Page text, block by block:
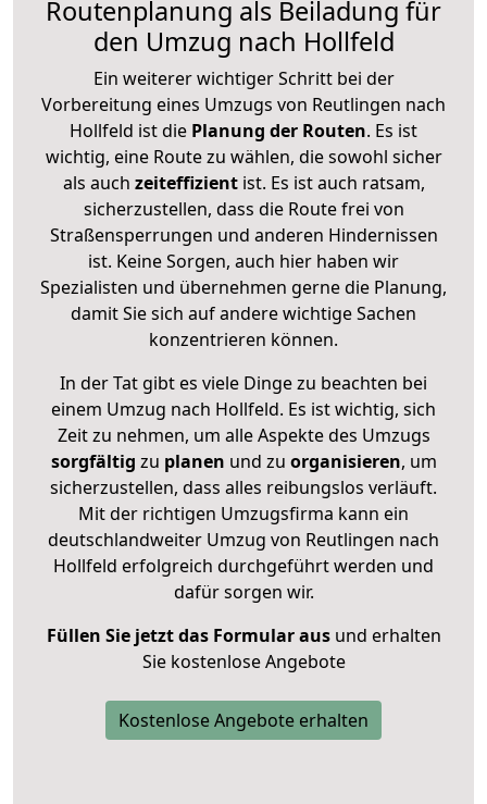
Routenplanung als Beiladung für
den Umzug nach Hollfeld
Ein weiterer wichtiger Schritt bei der
Vorbereitung eines Umzugs von Reutlingen nach
Hollfeld ist die Planung der Routen. Es ist
wichtig, eine Route zu wählen, die sowohl sicher
als auch zeiteffizientist. Es ist auch ratsam,
sicherzustellen, dass die Route frei von
Straßensperrungen und anderen Hindernissen
ist. Keine Sorgen, auch hier haben wir
Spezialisten und übernehmen gerne die Planung,
damit Sie sich auf andere wichtige Sachen
konzentrieren können.
In der Tat gibt es viele Dinge zu beachten bei
einem Umzug nach Hollfeld. Es ist wichtig, sich
Zeit zu nehmen, um alle Aspekte des Umzugs
sorgfältig zu planen und zu organisieren, um
sicherzustellen, dass alles reibungslos verläuft.
Mit der richtigen Umzugsfirma kann ein
deutschlandweiter Umzug von Reutlingen nach
Hollfeld erfolgreich durchgeführt werden und
dafür sorgen wir.
Füllen Sie jetzt das Formular ausund erhalten
Sie kostenlose Angebote
Kostenlose Angebote erhalten